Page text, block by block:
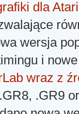
dla Atari
wersja
i
wraz z
.GR9